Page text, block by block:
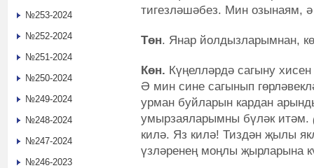
тигезләшәбез. Мин озынаям,
Төн. Янар йолдызларымнан,
Көн. Күңелләрдә сагыну
Ә мин сине сагынып
урман буйларын кардан
умырзаяларымны бүләк итәм.
килә. Яз килә! Тиздән җылы
үзләренең моңлы җырларына
№253-2024
№252-2024
№251-2024
№250-2024
№249-2024
№248-2024
№247-2024
№246-2023